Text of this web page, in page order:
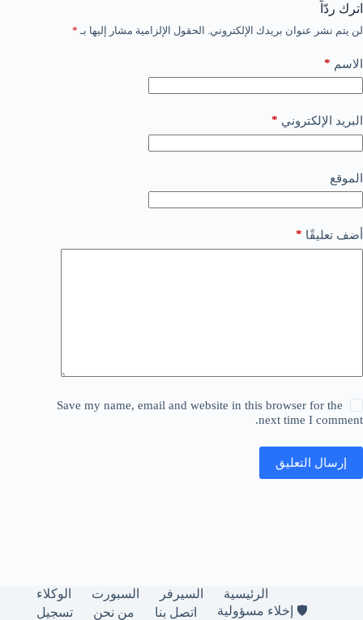
اترك ردّاً
لن يتم نشر عنوان بريدك الإلكتروني. الحقول الإلزامية مشار إليها بـ *
الاسم *
البريد الإلكتروني *
الموقع
أضف تعليقًا *
Save my name, email and website in this browser for the
next time I comment.
إرسال التعليق
الرئيسية السيرفر السبورت
الوكلاء
🛡️ إخلاء مسؤولية
اتصل بنا من نحن تسجيل